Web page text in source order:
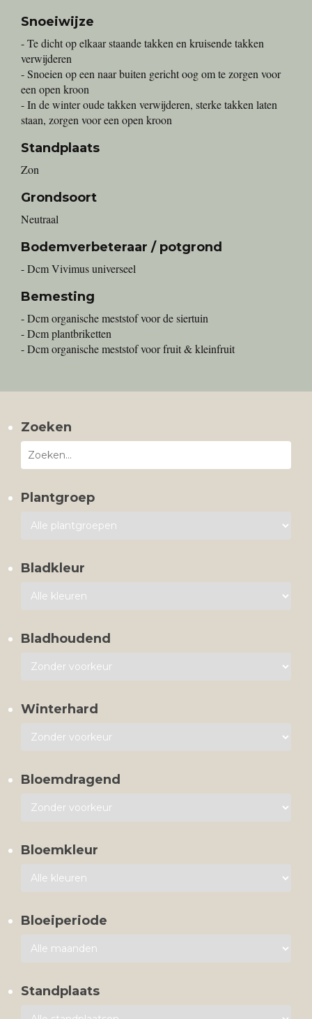
Snoeiwijze
- Te dicht op elkaar staande takken en kruisende takken
verwijderen
- Snoeien op een naar buiten gericht oog om te zorgen voor
een open kroon
- In de winter oude takken verwijderen, sterke takken laten
staan, zorgen voor een open kroon
Standplaats
Zon
Grondsoort
Neutraal
Bodemverbeteraar / potgrond
- Dcm Vivimus universeel
Bemesting
- Dcm organische meststof voor de siertuin
- Dcm plantbriketten
- Dcm organische meststof voor fruit & kleinfruit
Zoeken
Plantgroep
Bladkleur
Bladhoudend
Winterhard
Bloemdragend
Bloemkleur
Bloeiperiode
Standplaats